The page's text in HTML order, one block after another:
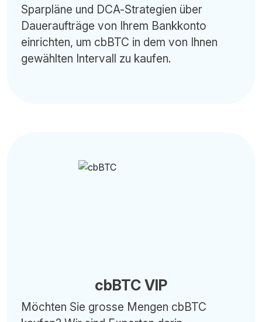
Sparpläne und DCA-Strategien über
Daueraufträge von Ihrem Bankkonto
einrichten, um cbBTC in dem von Ihnen
gewählten Intervall zu kaufen.
cbBTC VIP
Möchten Sie grosse Mengen cbBTC